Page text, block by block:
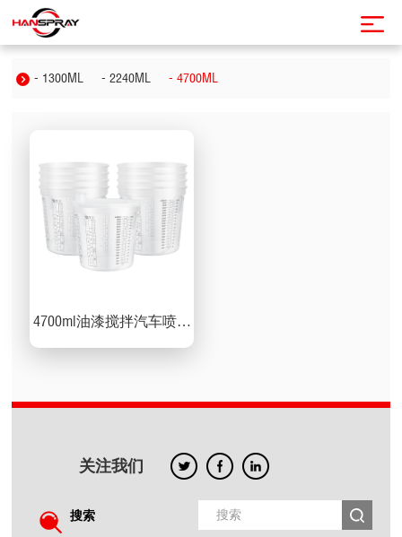
- 1300ML - 2240ML - 4700ML
4700ml油漆搅拌汽车喷涂
调漆杯
关注我们
搜索